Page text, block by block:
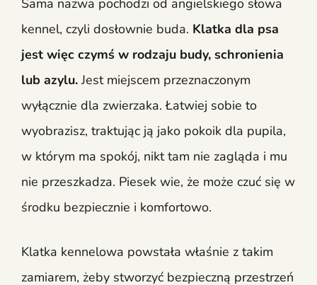
kennel, czyli dosłownie buda. Klatka dla psa
jest więc czymś w rodzaju budy, schronienia
lub azylu.Jest miejscem przeznaczonym
wyłącznie dla zwierzaka. Łatwiej sobie to
wyobrazisz, traktując ją jako pokoik dla pupila,
w którym ma spokój, nikt tam nie zagląda i mu
nie przeszkadza. Piesek wie, że może czuć się w
środku bezpiecznie i komfortowo.
Klatka kennelowa powstała właśnie z takim
zamiarem, żeby stworzyć bezpieczną przestrzeń